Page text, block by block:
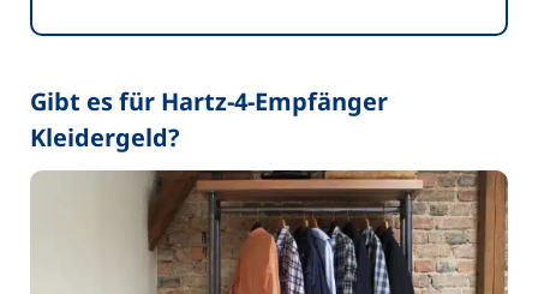
Gibt es für Hartz-4-Empfänger
Kleidergeld?